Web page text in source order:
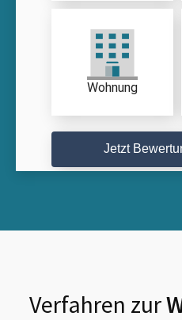
Wohnung
Jetzt
Verfahren zur